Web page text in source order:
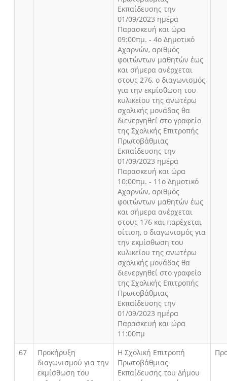
Εκπαίδευσης την
01/09/2023 ημέρα
Παρασκευή και ώρα
09:00πμ. - 4ο Δημοτικό
Αχαρνών, αριθμός
φοιτώντων μαθητών έως
και σήμερα ανέρχεται
στους 276, ο διαγωνισμός
για την εκμίσθωση του
κυλικείου της ανωτέρω
σχολικής μονάδας θα
διενεργηθεί στο γραφείο
της Σχολικής Επιτροπής
Πρωτοβάθμιας
Εκπαίδευσης την
01/09/2023 ημέρα
Παρασκευή και ώρα
10:00πμ. - 11ο Δημοτικό
Αχαρνών, αριθμός
φοιτώντων μαθητών έως
και σήμερα ανέρχεται
στους 176 και παρέχεται
σίτιση, ο διαγωνισμός για
την εκμίσθωση του
κυλικείου της ανωτέρω
σχολικής μονάδας θα
διενεργηθεί στο γραφείο
της Σχολικής Επιτροπής
Πρωτοβάθμιας
Εκπαίδευσης την
01/09/2023 ημέρα
Παρασκευή και ώρα
11:00πμ
67
Προκήρυξη
διαγωνισμού για την
εκμίσθωση του
Η Σχολική Επιτροπή
Πρωτοβάθμιας
Εκπαίδευσης του Δήμου